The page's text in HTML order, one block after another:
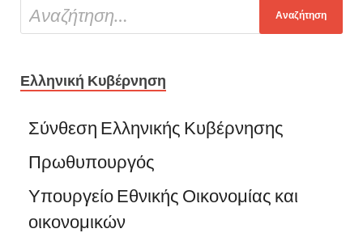
Ελληνική Κυβέρνηση
Σύνθεση Ελληνικής Κυβέρνησης
Πρωθυπουργός
Υπουργείο Εθνικής Οικονομίας και
οικονομικών